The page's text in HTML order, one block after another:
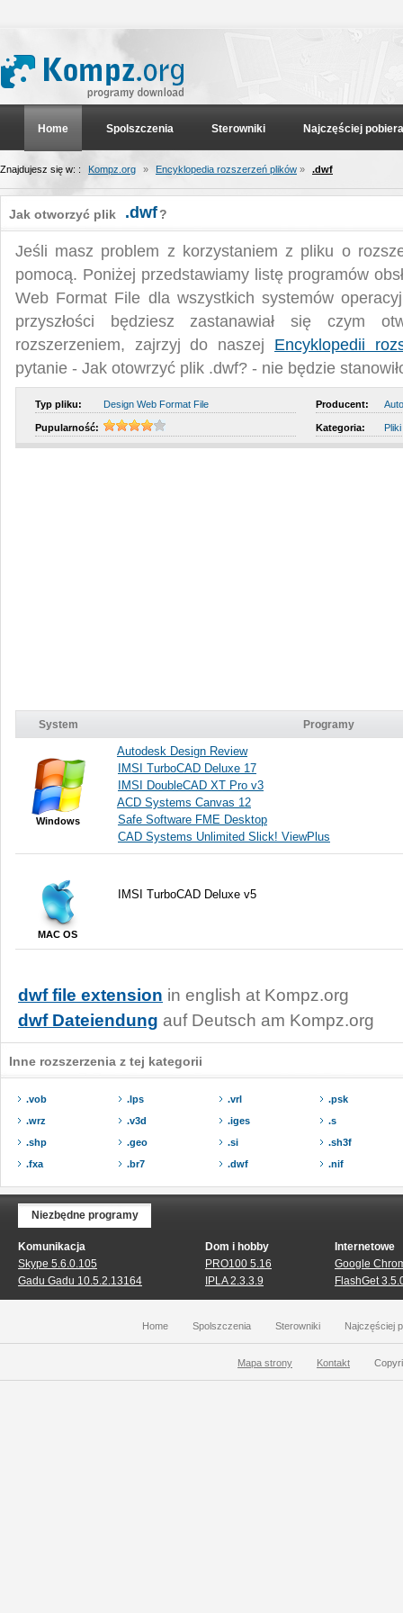
Home Spolszczenia Sterowniki Najczęściej
Znajdujesz się w: : Kompz.org » Encyklopedia rozszerzeń plików » .dwf
Jak otworzyć plik .dwf?
Jeśli masz problem z korzystaniem z pliku o
pomocą. Poniżej przedstawiamy listę programów
Web Format File dla wszystkich systemów
przyszłości będziesz zastanawiał się czym
rozszerzeniem, zajrzyj do naszej Encyklopedii
pytanie - Jak otowrzyć plik .dwf? - nie będzie
Typ pliku: Design Web Format File Producent:
Pupularność: Kategoria:
System Programy
Windows
Autodesk Design Review
IMSI TurboCAD Deluxe 17
IMSI DoubleCAD XT Pro v3
ACD Systems Canvas 12
Safe Software FME Desktop
CAD Systems Unlimited Slick! ViewPlus
MAC OS
IMSI TurboCAD Deluxe v5
dwf file extension in english at Kompz.org
dwf Dateiendung auf Deutsch am Kompz.org
Inne rozszerzenia z tej kategorii
.vob
.wrz
.shp
.fxa
.lps
.v3d
.geo
.br7
.vrl
.iges
.si
.dwf
.psk
.s
.sh3f
.nif
Niezbędne programy
Komunikacja
Skype 5.6.0.105
Gadu Gadu 10.5.2.13164
Dom i hobby
PRO100 5.16
IPLA 2.3.3.9
Internetowe
Google
FlashGet
Home Spolszczenia Sterowniki Najczęściej
Mapa strony Kontakt